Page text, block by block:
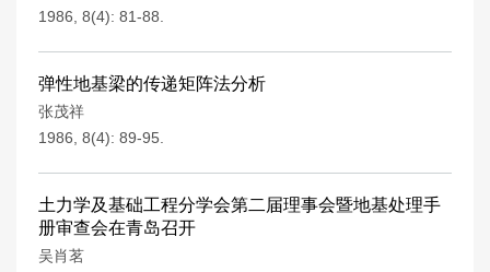
1986, 8(4): 81-88.
弹性地基梁的传递矩阵法分析
张茂祥
1986, 8(4): 89-95.
土力学及基础工程分学会第二届理事会暨地基处理手
册审查会在青岛召开
吴肖茗